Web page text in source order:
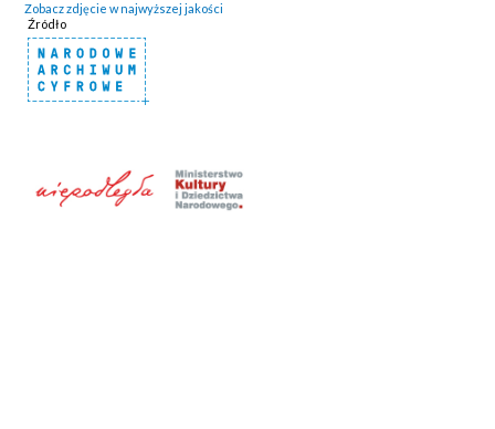
Zobacz zdjęcie w najwyższej jakości
Źródło